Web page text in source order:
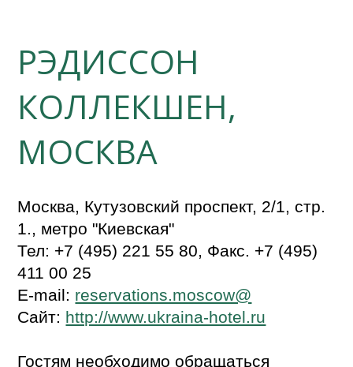
РЭДИССОН
КОЛЛЕКШЕН,
МОСКВА
Москва, Кутузовский проспект, 2/1, стр.
1., метро "Киевская"
Тел: +7 (495) 221 55 80, Факс. +7 (495)
411 00 25
E-mail: reservations.moscow@
Сайт: http://www.ukraina-hotel.ru
Гостям необходимо обращаться